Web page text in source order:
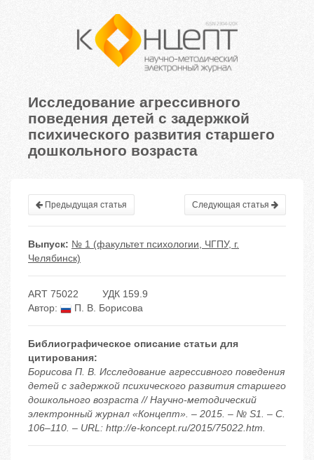
Исследование агрессивного
поведения детей с задержкой
психического развития старшего
дошкольного возраста
Предыдущая статья Следующая статья
Выпуск: № 1 (факультет психологии, ЧГПУ, г.
Челябинск)
ART 75022
УДК 159.9
Автор:
П. В. Борисова
Библиографическое описание статьи для
цитирования:
Борисова П. В. Исследование агрессивного поведения
детей с задержкой психического развития старшего
дошкольного возраста // Научно-методический
электронный журнал «Концепт». – 2015. – № S1. – С.
106–110. – URL: http://e-koncept.ru/2015/75022.htm.